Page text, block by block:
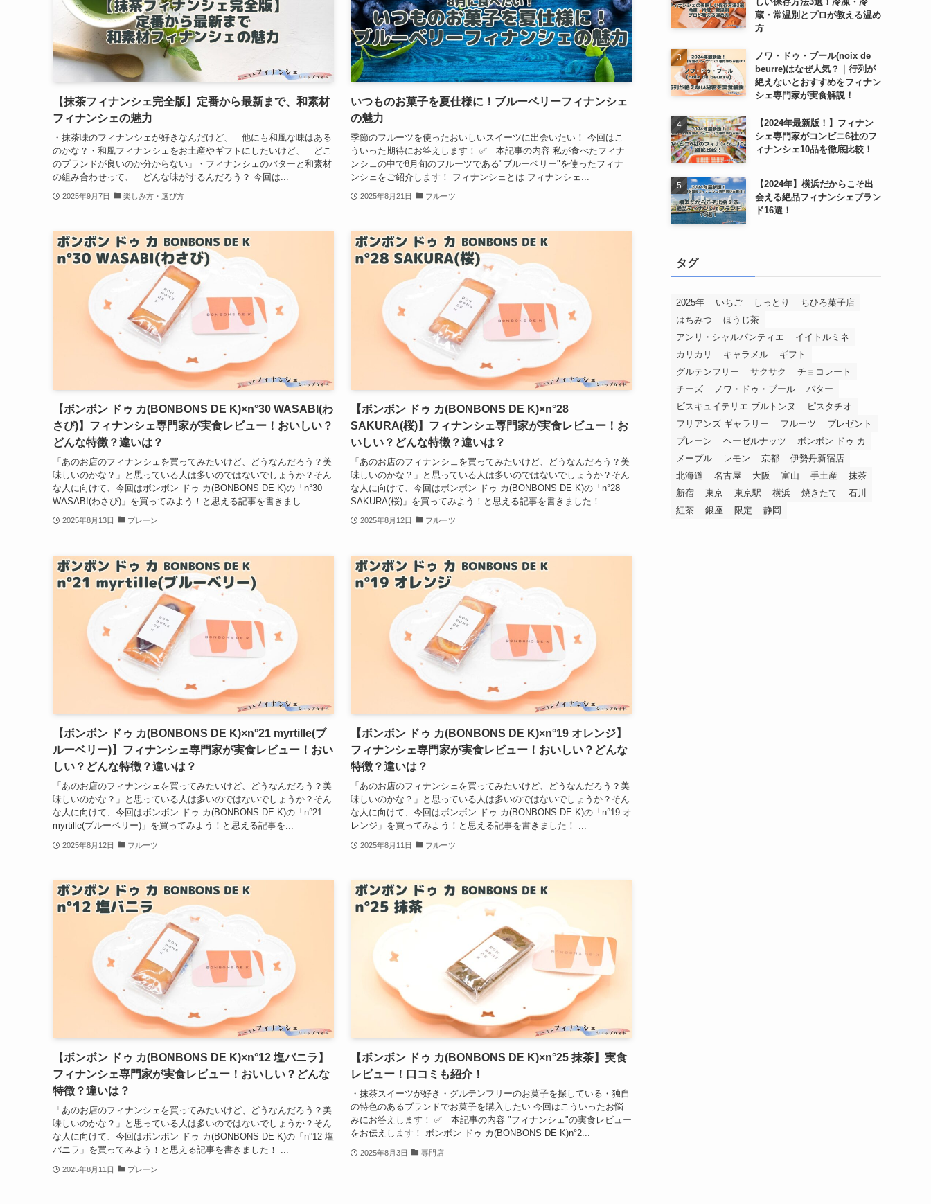
【抹茶フィナンシェ完全版】定番から最新まで、和素材
フィナンシェの魅力
・抹茶味のフィナンシェが好きなんだけど、 他にも和風な味はある
のかな？・和風フィナンシェをお土産やギフトにしたいけど、 どこ
のブランドが良いのか分からない」・フィナンシェのバターと和素材
の組み合わせって、 どんな味がするんだろう？ 今回は...
2025年9月7日 楽しみ方・選び方
いつものお菓子を夏仕様に！ブルーベリーフィナンシェ
の魅力
季節のフルーツを使ったおいしいスイーツに出会いたい！ 今回はこ
ういった期待にお答えします！ ✅ 本記事の内容 私が食べたフィナ
ンシェの中で8月旬のフルーツである"ブルーベリー"を使ったフィナ
ンシェをご紹介します！ フィナンシェとは フィナンシェ...
2025年8月21日 フルーツ
【ボンボン ドゥ カ(BONBONS DE K)×n°30 WASABI(わ
さび)】フィナンシェ専門家が実食レビュー！おいしい？
どんな特徴？違いは？
「あのお店のフィナンシェを買ってみたいけど、どうなんだろう？美
味しいのかな？」と思っている人は多いのではないでしょうか？そん
な人に向けて、今回はボンボン ドゥ カ(BONBONS DE K)の「n°30
WASABI(わさび)」を買ってみよう！と思える記事を書きまし...
2025年8月13日 プレーン
【ボンボン ドゥ カ(BONBONS DE K)×n°28
SAKURA(桜)】フィナンシェ専門家が実食レビュー！お
いしい？どんな特徴？違いは？
「あのお店のフィナンシェを買ってみたいけど、どうなんだろう？美
味しいのかな？」と思っている人は多いのではないでしょうか？そん
な人に向けて、今回はボンボン ドゥ カ(BONBONS DE K)の「n°28
SAKURA(桜)」を買ってみよう！と思える記事を書きました！...
2025年8月12日 フルーツ
【ボンボン ドゥ カ(BONBONS DE K)×n°21 myrtille(ブ
ルーベリー)】フィナンシェ専門家が実食レビュー！おい
しい？どんな特徴？違いは？
「あのお店のフィナンシェを買ってみたいけど、どうなんだろう？美
味しいのかな？」と思っている人は多いのではないでしょうか？そん
な人に向けて、今回はボンボン ドゥ カ(BONBONS DE K)の「n°21
myrtille(ブルーベリー)」を買ってみよう！と思える記事を...
2025年8月12日 フルーツ
【ボンボン ドゥ カ(BONBONS DE K)×n°19 オレンジ】
フィナンシェ専門家が実食レビュー！おいしい？どんな
特徴？違いは？
「あのお店のフィナンシェを買ってみたいけど、どうなんだろう？美
味しいのかな？」と思っている人は多いのではないでしょうか？そん
な人に向けて、今回はボンボン ドゥ カ(BONBONS DE K)の「n°19 オ
レンジ」を買ってみよう！と思える記事を書きました！ ...
2025年8月11日 フルーツ
【ボンボン ドゥ カ(BONBONS DE K)×n°12 塩バニラ】
フィナンシェ専門家が実食レビュー！おいしい？どんな
特徴？違いは？
「あのお店のフィナンシェを買ってみたいけど、どうなんだろう？美
味しいのかな？」と思っている人は多いのではないでしょうか？そん
な人に向けて、今回はボンボン ドゥ カ(BONBONS DE K)の「n°12 塩
バニラ」を買ってみよう！と思える記事を書きました！ ...
2025年8月11日 プレーン
【ボンボン ドゥ カ(BONBONS DE K)×n°25 抹茶】実食
レビュー！口コミも紹介！
・抹茶スイーツが好き・グルテンフリーのお菓子を探している・独自
の特色のあるブランドでお菓子を購入したい 今回はこういったお悩
みにお答えします！ ✅ 本記事の内容 "フィナンシェ"の実食レビュー
をお伝えします！ ボンボン ドゥ カ(BONBONS DE K)n°2...
2025年8月3日 専門店
蔵・常温別とプロが教える温め
方
ノワ・ドゥ・ブール(noix de
beurre)はなぜ人気？｜行列が
絶えないとおすすめをフィナン
シェ専門家が実食解説！
【2024年最新版！】フィナン
シェ専門家がコンビニ6社のフ
ィナンシェ10品を徹底比較！
【2024年】横浜だからこそ出
会える絶品フィナンシェブラン
ド16選！
タグ
2025年 いちご しっとり
ちひろ菓子店
はちみつ
ほうじ茶
アンリ・シャルパンティエ
イイトルミネ
カリカリ
キャラメル
ギフト
グルテンフリー
サクサク
チョコレート
チーズ
ノワ・ドゥ・ブール
バター
ビスキュイテリエ ブルトンヌ
ピスタチオ
フリアンズ ギャラリー
フルーツ
プレゼント
プレーン
ヘーゼルナッツ
ボンボン ドゥ カ
メープル
レモン 京都
伊勢丹新宿店
北海道
名古屋 大阪 富山 手土産
抹茶
新宿
東京 東京駅 横浜 焼きたて
石川
紅茶
銀座 限定 静岡